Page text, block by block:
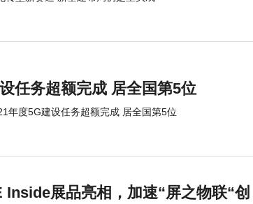
任务超额完成 居全国第5位
年度5G建设任务超额完成 居全国第5位
展品亮相，加速“屏之物联“创